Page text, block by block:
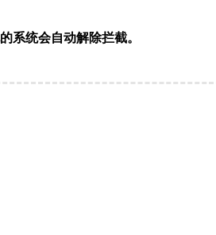
系统会自动解除拦截。